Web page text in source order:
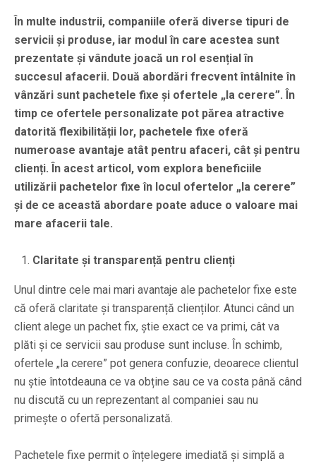
În multe industrii, companiile oferă diverse tipuri de
servicii și produse, iar modul în care acestea sunt
prezentate și vândute joacă un rol esențial în
succesul afacerii. Două abordări frecvent întâlnite în
vânzări sunt pachetele fixe și ofertele „la cerere”. În
timp ce ofertele personalizate pot părea atractive
datorită flexibilității lor, pachetele fixe oferă
numeroase avantaje atât pentru afaceri, cât și pentru
clienți. În acest articol, vom explora beneficiile
utilizării pachetelor fixe în locul ofertelor „la cerere”
și de ce această abordare poate aduce o valoare mai
mare afacerii tale.
Claritate și transparență pentru clienți
Unul dintre cele mai mari avantaje ale pachetelor fixe este
că oferă claritate și transparență clienților. Atunci când un
client alege un pachet fix, știe exact ce va primi, cât va
plăti și ce servicii sau produse sunt incluse. În schimb,
ofertele „la cerere” pot genera confuzie, deoarece clientul
nu știe întotdeauna ce va obține sau ce va costa până când
nu discută cu un reprezentant al companiei sau nu
primește o ofertă personalizată.
Pachetele fixe permit o înțelegere imediată și simplă a